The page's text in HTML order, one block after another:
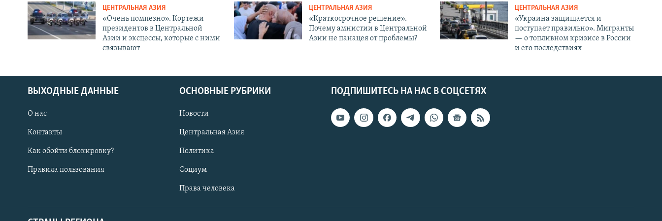
ЦЕНТРАЛЬНАЯ АЗИЯ
«Очень помпезно». Кортежи
президентов в Центральной
Азии и эксцессы, которые с ними
связывают
ЦЕНТРАЛЬНАЯ АЗИЯ
«Краткосрочное решение».
Почему амнистии в Центральной
Азии не панацея от проблемы?
ЦЕНТРАЛЬНАЯ АЗИЯ
«Украина защищается и
поступает правильно». Мигранты
— о топливном кризисе в России
и его последствиях
ПОДПИШИТЕСЬ НА НАС В СОЦСЕТЯХ
ВЫХОДНЫЕ ДАННЫЕ
О нас
Контакты
Как обойти блокировку?
Правила пользования
ОСНОВНЫЕ РУБРИКИ
Новости
Центральная Азия
Политика
Социум
Права человека